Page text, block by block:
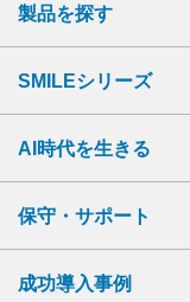
製品を探す
SMILEシリーズ
AI時代を生きる
保守・サポート
成功導入事例